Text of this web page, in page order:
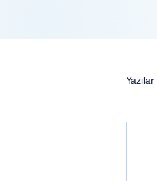
Yazılar